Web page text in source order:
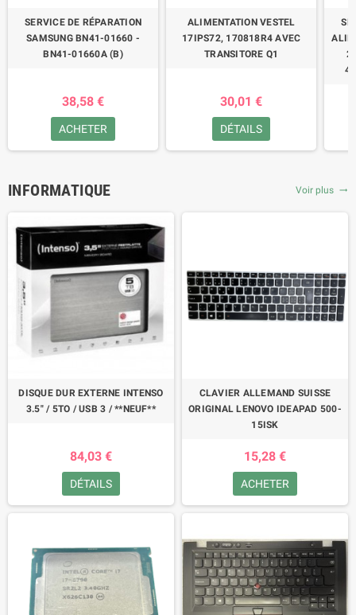
SERVICE DE RÉPARATION
SAMSUNG BN41-01660 -
BN41-01660A (B)
38,58 €
ACHETER
ALIMENTATION VESTEL
17IPS72, 170818R4 AVEC
TRANSITORE Q1
30,01 €
DÉTAILS
INFORMATIQUE Voir plus trending_flat
DISQUE DUR EXTERNE INTENSO
3.5" / 5TO / USB 3 / **NEUF**
84,03 €
DÉTAILS
CLAVIER ALLEMAND SUISSE
ORIGINAL LENOVO IDEAPAD 500-
15ISK
15,28 €
ACHETER